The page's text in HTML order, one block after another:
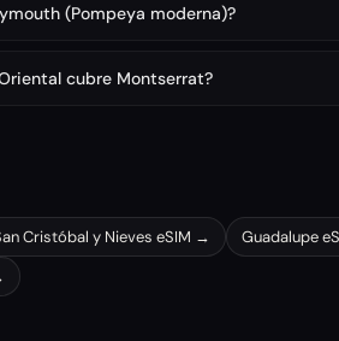
(Pompeya moderna)?
cubre Montserrat?
Cristóbal y Nieves eSIM → Guadalupe